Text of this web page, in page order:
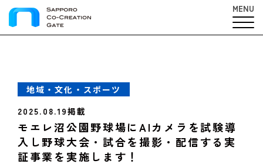
MENU
地域・文化・スポーツ
2025.08.19掲載
モエレ沼公園野球場にAIカメラを試験導
入し野球大会・試合を撮影・配信する実
証事業を実施します！